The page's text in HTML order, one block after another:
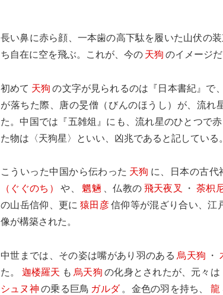
長い鼻に赤ら顔、一本歯の高下駄を履いた山伏の
ち自在に空を飛ぶ。これが、今の 天狗 のイメージだ
初めて 天狗 の文字が見られるのは『日本書紀』で
が落ちた際、唐の旻僧（びんのほうし）が、流れ
た。中国では『五雑俎』にも、流れ星のひとつで
た物は〈天狗星〉といい、凶兆であると記している。
こういった中国から伝わった 天狗 に、日本の古代
（ぐぐのち）
や、 魍魎 、仏教の 飛天夜叉 ・ 荼枳
の山岳信仰、更に 猿田彦信仰等が混ざり合い、江
像が構築された。
中世までは、その姿は嘴があり羽のある 烏天狗 ・
た。
迦楼羅天 も 烏天狗 の化身とされたが、元々
シュヌ神 の乗る巨鳥 ガルダ 。金色の羽を持ち、 龍